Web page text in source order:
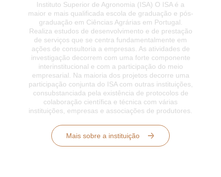
Instituto Superior de Agronomia (ISA) O ISA é a
maior e mais qualificada escola de graduação e pós-
graduação em Ciências Agrárias em Portugal.
Realiza estudos de desenvolvimento e de prestação
de serviços que se centra fundamentalmente em
ações de consultoria a empresas. As atividades de
investigação decorrem com uma forte componente
interinstitucional e com a participação do meio
empresarial. Na maioria dos projetos decorre uma
participação conjunta do ISA com outras instituições,
consubstanciada pela existência de protocolos de
colaboração científica e técnica com várias
instituições, empresas e associações de produtores.
Mais sobre a instituição